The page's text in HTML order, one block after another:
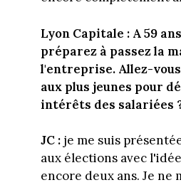
Lyon Capitale : A 59
préparez à passez la
l'entreprise. Allez-
aux plus jeunes pour
intérêts des salariées
JC :je me suis
aux élections avec
encore deux ans. Je ne